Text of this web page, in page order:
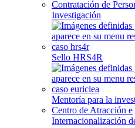
Contratación de
Investigación
Sello HRS4R
Mentoría para la
Centro de Atracción e
Internacionalización